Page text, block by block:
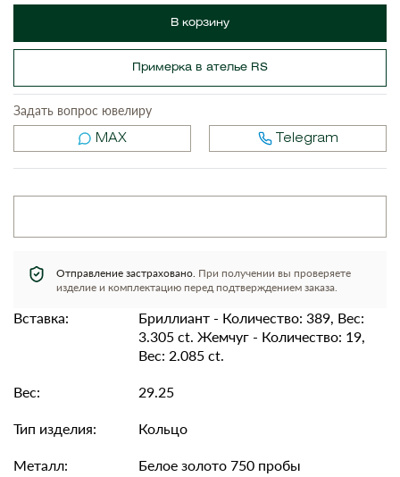
В корзину
Примерка в ателье RS
Задать вопрос ювелиру
MAX Telegram
Отправление застраховано. При получении вы проверяете
изделие и комплектацию перед подтверждением заказа.
Вставка:
Бриллиант - Количество: 389, Вес:
3.305 ct. Жемчуг - Количество: 19,
Вес: 2.085 ct.
Вес:
29.25
Тип изделия:
Кольцо
Металл:
Белое золото 750 пробы